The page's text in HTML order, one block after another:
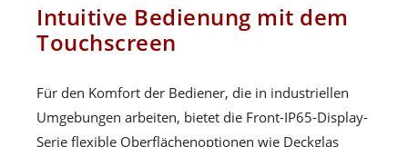
Intuitive Bedienung mit dem
Touchscreen
Für den Komfort der Bediener, die in industriellen
Umgebungen arbeiten, bietet die Front-IP65-Display-
Serie flexible Oberflächenoptionen wie Deckglas